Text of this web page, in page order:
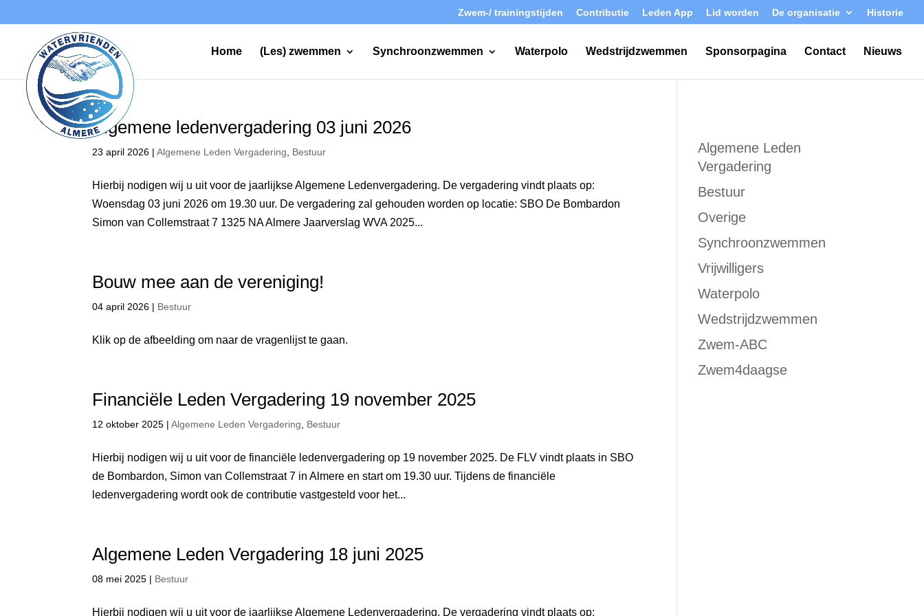
Zwem-/ trainingstijden Contributie Leden App Lid worden De organisatie Historie
Home (Les) zwemmen Synchroonzwemmen Waterpolo Wedstrijdzwemmen Sponsorpagina Contact Nieuws
Algemene ledenvergadering 03 juni 2026
23 april 2026 |Algemene Leden Vergadering Bestuur
Hierbij nodigen wij u uit voor de jaarlijkse Algemene Ledenvergadering. De vergadering vindt plaats op:
Woensdag 03 juni 2026 om 19.30 uur. De vergadering zal gehouden worden op locatie: SBO De Bombardon
Simon van Collemstraat 7 1325 NA Almere Jaarverslag WVA 2025...
Bouw mee aan de vereniging!
04 april 2026 | Bestuur
Klik op de afbeelding om naar de vragenlijst te gaan.
Financiële Leden Vergadering 19 november 2025
12 oktober 2025 |Algemene Leden Vergadering Bestuur
Hierbij nodigen wij u uit voor de financiële ledenvergadering op 19 november 2025. De FLV vindt plaats in SBO
de Bombardon, Simon van Collemstraat 7 in Almere en start om 19.30 uur. Tijdens de financiële
ledenvergadering wordt ook de contributie vastgesteld voor het...
Algemene Leden Vergadering 18 juni 2025
08 mei 2025 | Bestuur
Hierbij nodigen wij u uit voor de jaarlijkse Algemene Ledenvergadering. De vergadering vindt plaats op:
Algemene Leden
Vergadering
Bestuur
Overige
Synchroonzwemmen
Vrijwilligers
Waterpolo
Wedstrijdzwemmen
Zwem-ABC
Zwem4daagse